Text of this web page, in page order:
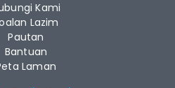
Kami
Lazim
Pautan
Bantuan
Laman